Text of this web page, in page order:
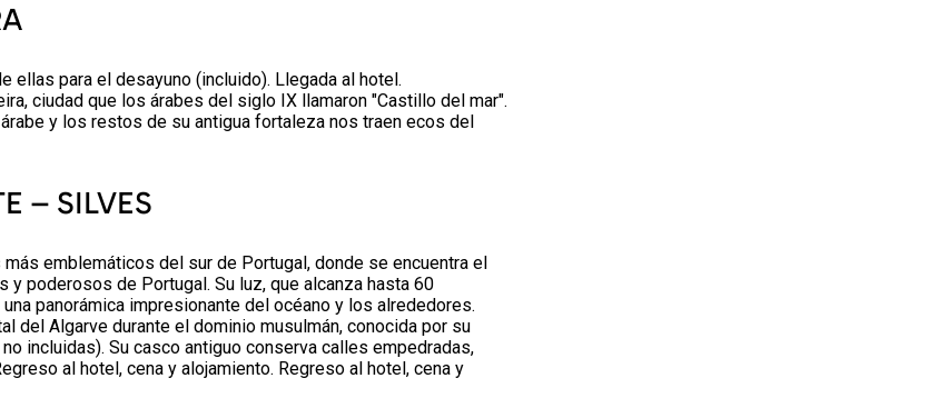
ellas para el desayuno (incluido). Llegada al hotel.
ciudad que los árabes del siglo IX llamaron "Castillo del mar".
y los restos de su antigua fortaleza nos traen ecos del
– SILVES
emblemáticos del sur de Portugal, donde se encuentra el
poderosos de Portugal. Su luz, que alcanza hasta 60
panorámica impresionante del océano y los alrededores.
del Algarve durante el dominio musulmán, conocida por su
incluidas). Su casco antiguo conserva calles empedradas,
al hotel, cena y alojamiento. Regreso al hotel, cena y